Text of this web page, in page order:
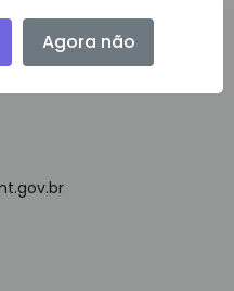
Agora não